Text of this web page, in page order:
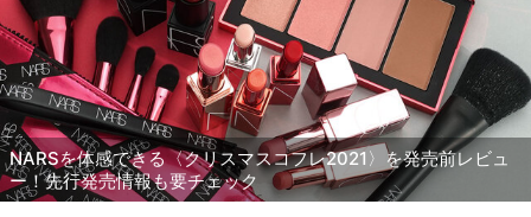
NARSを体感できる〈クリスマスコフレ2021〉を発売前レビュ
ー！先行発売情報も要チェック